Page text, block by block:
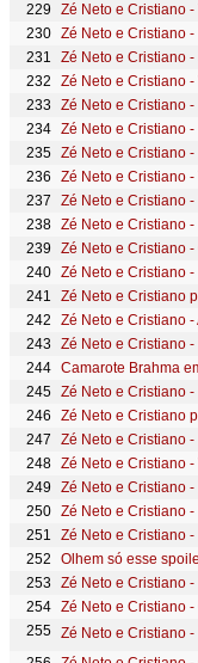
Zé Neto e Cristiano -
Zé Neto e Cristiano -
Zé Neto e Cristiano
Zé Neto e Cristiano -
Zé Neto e Cristiano
Zé Neto e Cristiano -
Zé Neto e Cristiano
Zé Neto e Cristiano
Zé Neto e Cristiano
Zé Neto e Cristiano
Zé Neto e Cristiano -
Zé Neto e Cristiano
Zé Neto e Cristiano
Zé Neto e Cristiano
Zé Neto e Cristiano